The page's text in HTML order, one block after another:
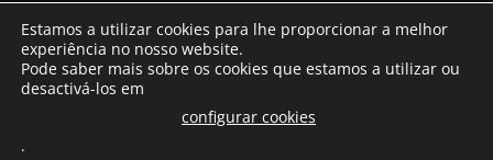
© Gazeta das Caldas - 2026
Estamos a utilizar cookies para lhe proporcionar a melhor
experiência no nosso website.
Pode saber mais sobre os cookies que estamos a utilizar ou
desactivá-los em
configurar cookies
.